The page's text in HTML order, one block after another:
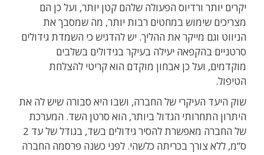
יקרים יותר ורדיוס הפעולה שלהם קטן יותר, ועל כן הם
מצריכים שימוש במחטים רבות יותר, מה שמסבך את
הניווט וגם מייקר את ההליך. יש להדגיש כי השמדת גידולים
סרטניים בהקפאה יעילה בעיקר בגידולים בשלבים
מוקדמים, ועל כן אבחון מוקדם הוא קריטי להצלחת
הטיפול.
שוק היעד העיקרי של החברה, ושבו היא סבורה שיש לה את
היתרון התחרותי הגדול ביותר, הוא סרטן השד. המערכת
של החברה מאפשרת להסיר גידולים בשד, בגודל של עד 2
ס”מ, ללא צורך בכריתה כלשהי. לפני כשנה פרסמה החברה